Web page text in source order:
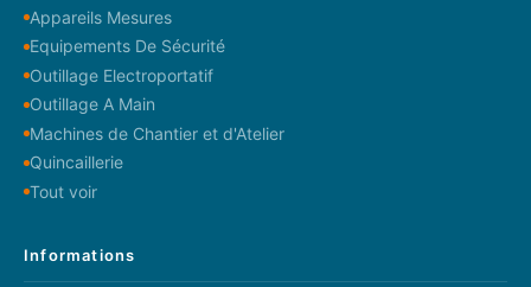
Appareils Mesures
Equipements De Sécurité
Outillage Electroportatif
Outillage A Main
Machines de Chantier et d'Atelier
Quincaillerie
Tout voir
Informations